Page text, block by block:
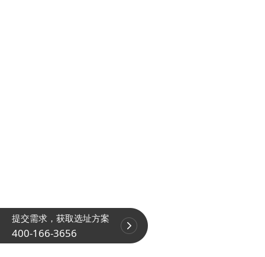
提交需求，获取选址方案
400-166-3656